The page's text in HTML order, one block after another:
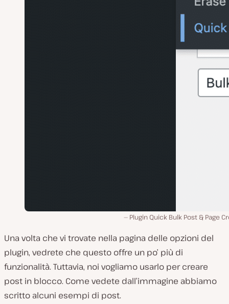
Plugin Quick Bulk Post & Page
Una volta che vi trovate nella pagina delle opzioni del
plugin, vedrete che questo offre un po’ più di
funzionalità. Tuttavia, noi vogliamo usarlo per creare
post in blocco. Come vedete dall’immagine abbiamo
scritto alcuni esempi di post.